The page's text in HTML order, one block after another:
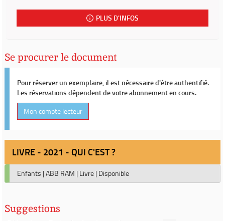
PLUS D'INFOS
Se procurer le document
Pour réserver un exemplaire, il est nécessaire d'être authentifié.
Les réservations dépendent de votre abonnement en cours.
Mon compte lecteur
LIVRE - 2021 - QUI C'EST ?
Enfants | ABB RAM | Livre | Disponible
Suggestions